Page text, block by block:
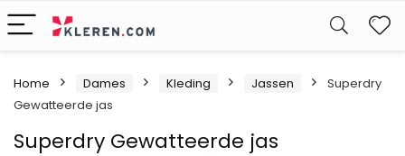
Home Dames Kleding Jassen
Superdry
Gewatteerde jas
Superdry Gewatteerde jas